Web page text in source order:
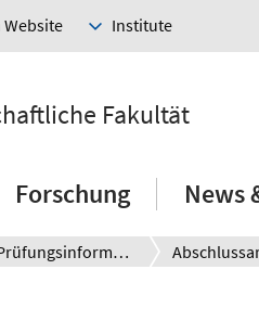
Institute
Fakultät
Forschung News
Prüfungsinformationen